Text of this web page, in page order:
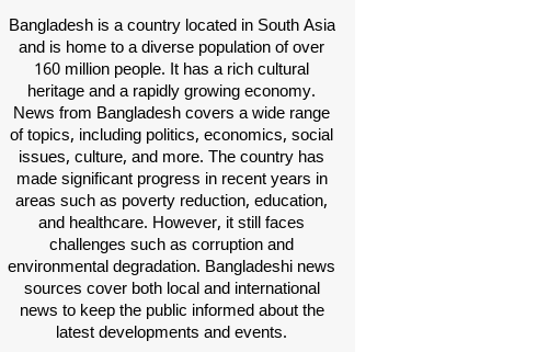
Bangladesh is a country located in South Asia
and is home to a diverse population of over
160 million people. It has a rich cultural
heritage and a rapidly growing economy.
News from Bangladesh covers a wide range
of topics, including politics, economics, social
issues, culture, and more. The country has
made significant progress in recent years in
areas such as poverty reduction, education,
and healthcare. However, it still faces
challenges such as corruption and
environmental degradation. Bangladeshi news
sources cover both local and international
news to keep the public informed about the
latest developments and events.